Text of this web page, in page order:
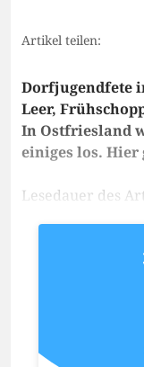
Artikel teilen:
Dorfjugendfete
Leer,
In Ostfriesland
einiges los. Hier
Lesedauer des